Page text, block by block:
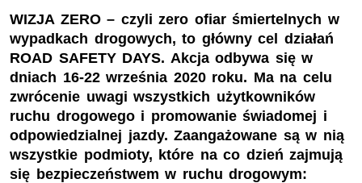
WIZJA ZERO – czyli zero ofiar śmiertelnych w
wypadkach drogowych, to główny cel działań
ROAD SAFETY DAYS. Akcja odbywa się w
dniach 16-22 września 2020 roku. Ma na celu
zwrócenie uwagi wszystkich użytkowników
ruchu drogowego i promowanie świadomej i
odpowiedzialnej jazdy. Zaangażowane są w nią
wszystkie podmioty, które na co dzień zajmują
się bezpieczeństwem w ruchu drogowym: